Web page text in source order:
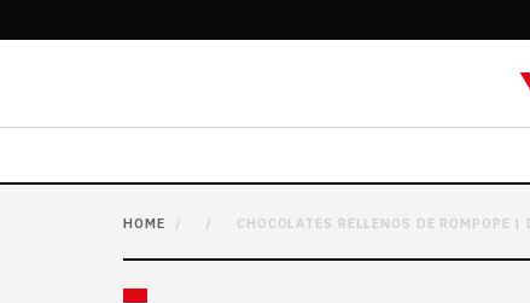
HOME / / CHOCOLATES RELLENOS DE